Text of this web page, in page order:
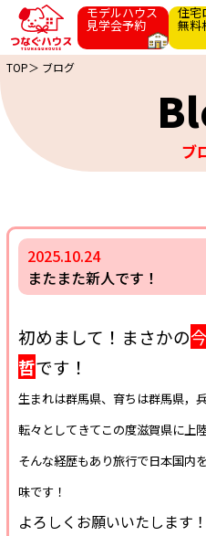
モデルハウス
見学会予約
住宅
無料
TOP＞ ブログ
ブ
2025.10.24
またまた新人です！
初めまして！まさかの
哲です！
生まれは群馬県、育ちは群馬県，
転々としてきてこの度滋賀県に上
そんな経歴もあり旅行で日本国内
味です！
よろしくお願いいたします！